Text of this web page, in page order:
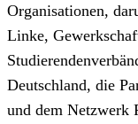
Organisationen,
Linke,
Deutschland, die
und dem Netzwerk